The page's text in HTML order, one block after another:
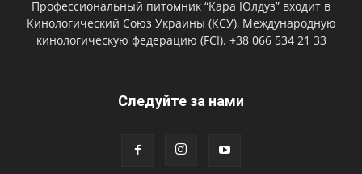
Профессиональный питомник “Кара Юлдуз” входит в
Кинологический Союз Украины (КСУ), Международную
кинологическую федерацию (FCI). +38 066 534 21 33
Следуйте за нами